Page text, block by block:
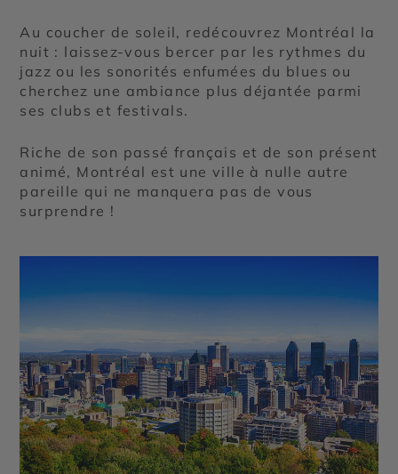
Au coucher de soleil, redécouvrez Montréal la
nuit : laissez-vous bercer par les rythmes du
jazz ou les sonorités enfumées du blues ou
cherchez une ambiance plus déjantée parmi
ses clubs et festivals.
Riche de son passé français et de son présent
animé, Montréal est une ville à nulle autre
pareille qui ne manquera pas de vous
surprendre !